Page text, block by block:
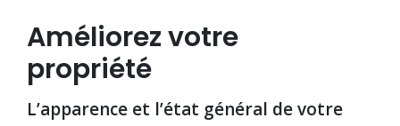
Améliorez votre
propriété
L’apparence et l’état général de votre